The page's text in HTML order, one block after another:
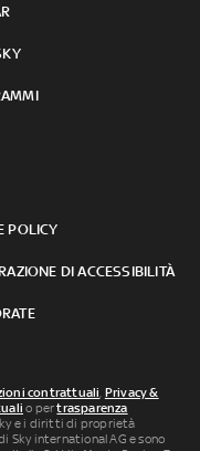
POLICY
DI ACCESSIBILITÀ
contrattuali Privacy &
o pertrasparenza
e i diritti di proprietà
Sky international AG e sono